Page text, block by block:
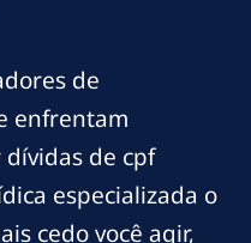
de
enfrentam
de cpf
especializada o
cedo você agir,